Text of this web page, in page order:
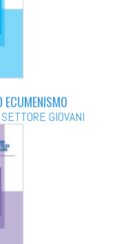
ECUMENISMO
GIOVANI